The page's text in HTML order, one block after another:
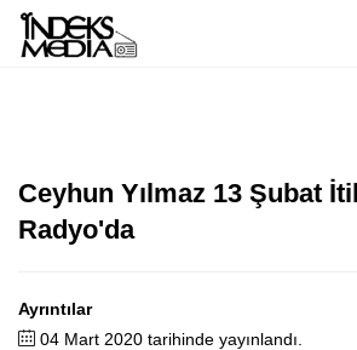
Ceyhun Yılmaz 13 Şubat
Radyo'da
Ayrıntılar
04 Mart 2020 tarihinde yayınlandı.